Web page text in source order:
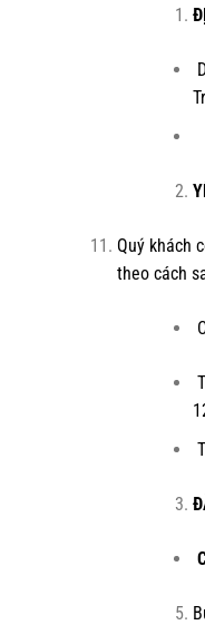
Quý khách
theo cách